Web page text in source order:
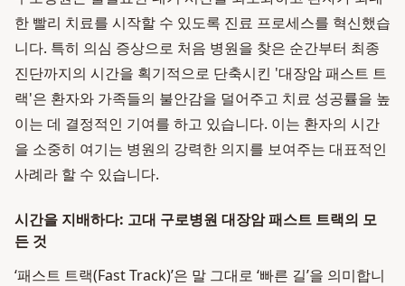
한 빨리 치료를 시작할 수 있도록 진료 프로세스를 혁신했습
니다. 특히 의심 증상으로 처음 병원을 찾은 순간부터 최종
진단까지의 시간을 획기적으로 단축시킨 '대장암 패스트 트
랙'은 환자와 가족들의 불안감을 덜어주고 치료 성공률을 높
이는 데 결정적인 기여를 하고 있습니다. 이는 환자의 시간
을 소중히 여기는 병원의 강력한 의지를 보여주는 대표적인
사례라 할 수 있습니다.
시간을 지배하다: 고대 구로병원 대장암 패스트 트랙의 모
든 것
‘패스트 트랙(Fast Track)’은 말 그대로 ‘빠른 길’을 의미합니